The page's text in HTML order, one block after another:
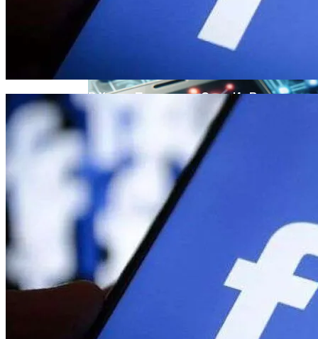
Военные Рельсы Спасут Британскую
Экономику?
Извержение Вулкана На Юге Исландии:
Чрезвычайное Положение И Эвакуация
Индия Не Будет Спрашивать
Разрешения На Запуск Моделей ИИ
В Киеве Перекроют Один Из Выездов
На Северный Мост